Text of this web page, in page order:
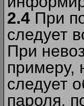
2.4 При
следует
При
примеру,
следует
пароля,